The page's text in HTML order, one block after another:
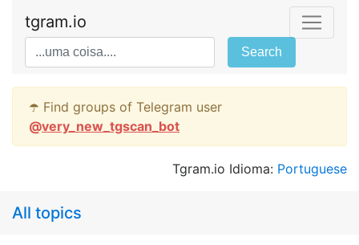
tgram.io
Search
☂️ Find groups of Telegram user
@very_new_tgscan_bot
Tgram.io Idioma: Portuguese
All topics